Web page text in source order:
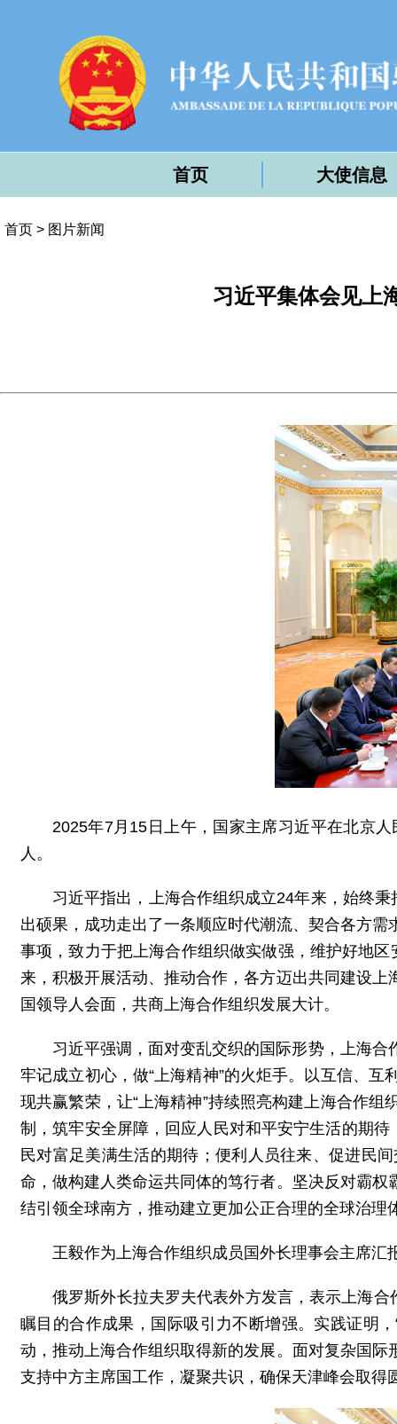
首页 大使信息
首页 > 图片新闻
习近平集体会见上
2025年7月15日上午，国家主席习近平在北京
人。
习近平指出，上海合作组织成立24年来，始终
出硕果，成功走出了一条顺应时代潮流、契合各方
事项，致力于把上海合作组织做实做强，维护好地
来，积极开展活动、推动合作，各方迈出共同建设
国领导人会面，共商上海合作组织发展大计。
习近平强调，面对变乱交织的国际形势，上海
牢记成立初心，做“上海精神”的火炬手。以互信、
现共赢繁荣，让“上海精神”持续照亮构建上海合作
制，筑牢安全屏障，回应人民对和平安宁生活的期
民对富足美满生活的期待；便利人员往来、促进民
命，做构建人类命运共同体的笃行者。坚决反对霸
结引领全球南方，推动建立更加公正合理的全球治
王毅作为上海合作组织成员国外长理事会主席
俄罗斯外长拉夫罗夫代表外方发言，表示上海
瞩目的合作成果，国际吸引力不断增强。实践证明
动，推动上海合作组织取得新的发展。面对复杂国
支持中方主席国工作，凝聚共识，确保天津峰会取得